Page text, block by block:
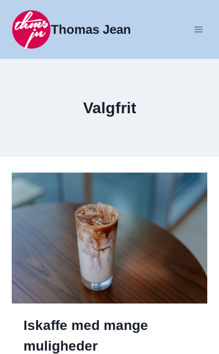
indhold
Thomas Jean
Valgfrit
Iskaffe med mange
muligheder